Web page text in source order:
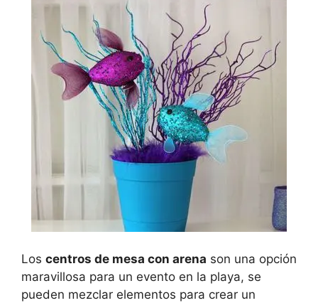
Los centros de mesa con arena son una opción
maravillosa para un evento en la playa, se
pueden mezclar elementos para crear un